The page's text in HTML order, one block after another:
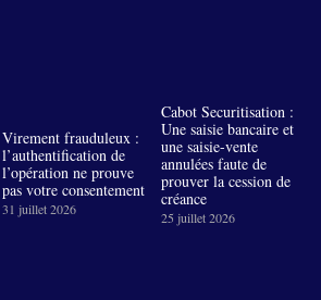
Virement frauduleux :
l’authentification de
l’opération ne prouve
pas votre consentement
31 juillet 2026
Cabot Securitisation :
Une saisie bancaire et
une saisie-vente
annulées faute de
prouver la cession de
créance
25 juillet 2026